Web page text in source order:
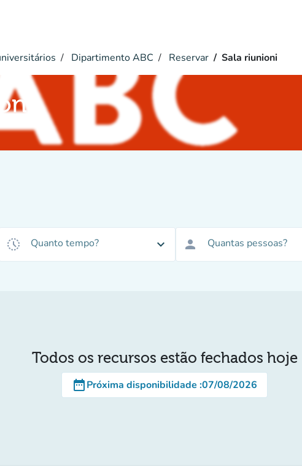
Dipartimento ABC Reservar Sala riunioni
history_toggle_off Quanto tempo? expand_more person Quantas pessoas?
Todos os recursos estão fechados hoje
date_rangePróxima disponibilidade :07/08/2026